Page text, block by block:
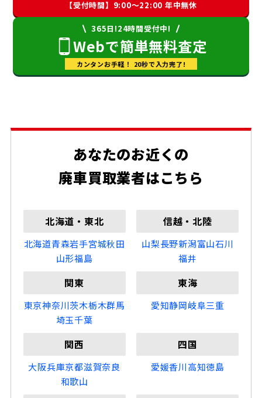
【受付時間】9:00〜22:00 年中無休
365日!24時間受付中!
Webで簡単無料査定
カンタンお手軽！ 20秒で入力完了!
あなたのお近くの
廃車買取業者はこちら
北海道・東北
北海道青森岩手宮城秋田
山形福島
信越・北陸
山梨長野新潟富山石川
福井
関東
東京神奈川茨木栃木群馬
埼玉千葉
東海
愛知静岡岐阜三重
関西
大阪兵庫京都滋賀奈良
和歌山
四国
愛媛香川高知徳島